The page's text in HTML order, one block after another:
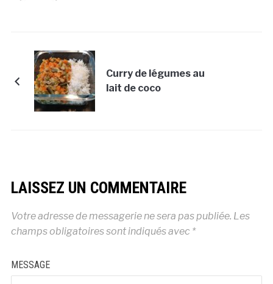
Curry de légumes au
lait de coco
LAISSEZ UN COMMENTAIRE
Votre adresse de messagerie ne sera pas publiée. Les
champs obligatoires sont indiqués avec *
MESSAGE